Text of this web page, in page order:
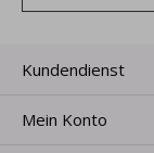
Kundendienst
Mein Konto